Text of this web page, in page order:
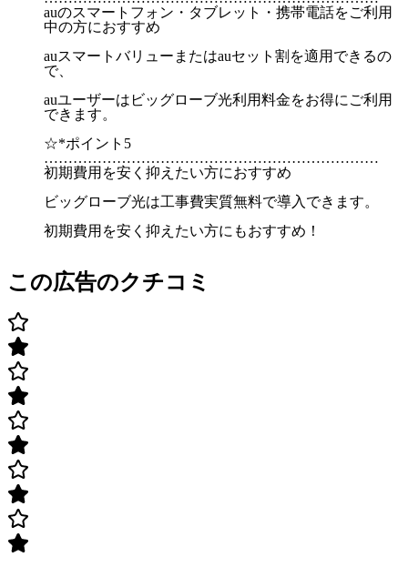
auのスマートフォン・タブレット・携帯電話をご利用
中の方におすすめ
auスマートバリューまたはauセット割を適用できるの
で、
auユーザーはビッグローブ光利用料金をお得にご利用
できます。
☆*ポイント5
……………………………………………………………
初期費用を安く抑えたい方におすすめ
ビッグローブ光は工事費実質無料で導入できます。
初期費用を安く抑えたい方にもおすすめ！
この広告のクチコミ